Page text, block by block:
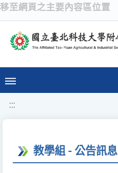
移至網頁之主要內容區位置
:::
教學組 - 公告訊息